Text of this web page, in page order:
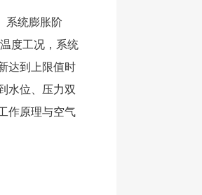
系统膨胀阶
度工况，系统
达到上限值时
水位、压力双
作原理与空气